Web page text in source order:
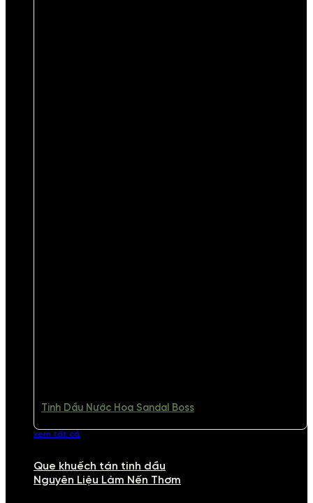
Tinh Dầu Nước Hoa Sandal Boss
xem tất cả
Que khuếch tán tinh dầu
Nguyên Liệu Làm Nến Thơm